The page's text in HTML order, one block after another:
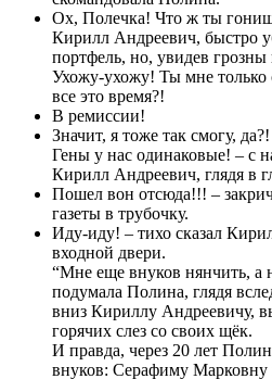
Ох, Полечка! Что ж ты
Кирилл Андреевич, быстро
портфель, но, увидев
Ухожу-ухожу! Ты мне
все это время?!
В ремиссии!
Значит, я тоже так смогу,
Гены у нас одинаковые! – с
Кирилл Андреевич, глядя в
Пошел вон отсюда!!! –
газеты в трубочку.
Иду-иду! – тихо сказал
входной двери.
“Мне еще внуков нянчить, а
подумала Полина, глядя
вниз Кириллу Андреевичу,
горячих слез со своих щёк.
И правда, через 20 лет
внуков: Серафиму